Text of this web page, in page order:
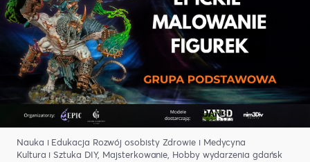
Nauka i Edukacja Rozwój osobisty Zdrowie i Medycyna
Kultura i Sztuka DIY, Majsterkowanie, Hobby wydarzenia gdańsk